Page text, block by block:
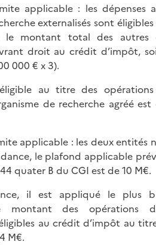
applicable : les dépenses
externalisés sont
montant total des autres
droit au crédit d’impôt,
000 € x 3).
au titre des opérations
de recherche agréé
applicable : les deux entités
le plafond applicable
quater B du CGI est de 10 M€.
il est appliqué le plus
montant des opérations
au crédit d’impôt au
M€.